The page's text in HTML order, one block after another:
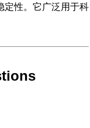
定性。它广泛用于科